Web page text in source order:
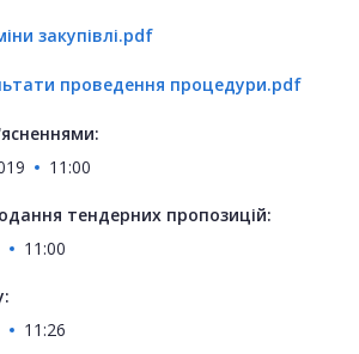
закупівлі.pdf
проведення процедури.pdf
11:00
тендерних пропозицій:
11:00
11:26